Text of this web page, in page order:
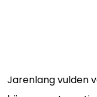
Jarenlang vulden